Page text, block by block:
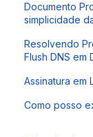
Documento
simplicidade
Resolvendo
Flush DNS em
Assinatura em
Como posso